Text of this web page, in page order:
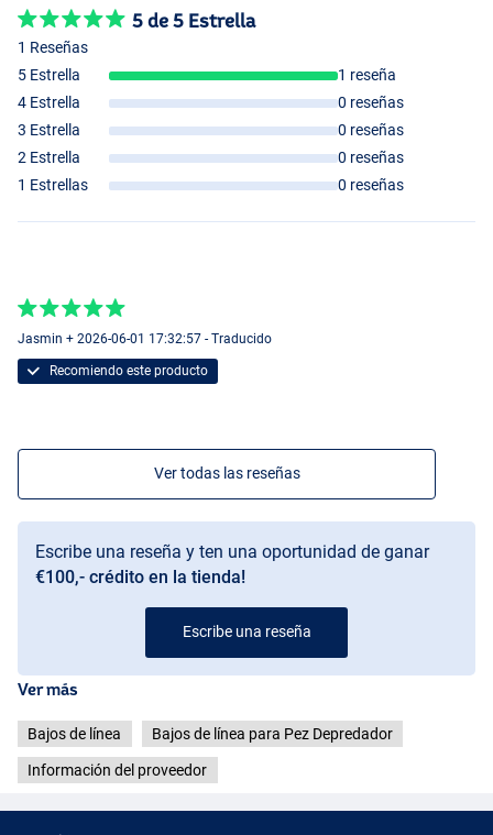
5 de 5 Estrella
1 Reseñas
5 Estrella
1 reseña
4 Estrella
0 reseñas
3 Estrella
0 reseñas
2 Estrella
0 reseñas
1 Estrellas
0 reseñas
Jasmin + 2026-06-01 17:32:57 - Traducido
Recomiendo este producto
Ver todas las reseñas
Escribe una reseña y ten una oportunidad de ganar
€100,- crédito en la tienda!
Escribe una reseña
Ver más
Bajos de línea Bajos de línea para Pez Depredador
Información del proveedor